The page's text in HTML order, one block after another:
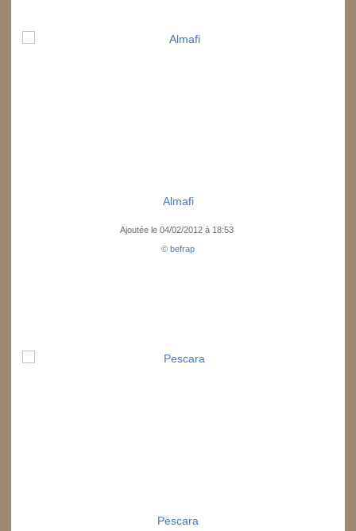
Almafi
Ajoutée le 04/02/2012 à 18:53
© befrap
Pescara